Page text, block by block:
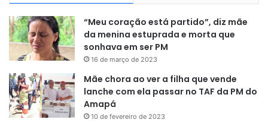
“Meu coração está partido”, diz mãe
da menina estuprada e morta que
sonhava em ser PM
16 de março de 2023
Mãe chora ao ver a filha que vende
lanche com ela passar no TAF da PM do
Amapá
10 de fevereiro de 2023